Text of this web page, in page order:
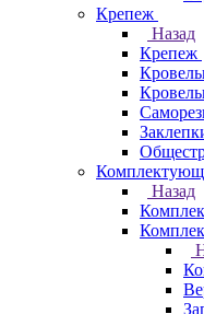
Крепеж
Назад
Крепеж
Назад